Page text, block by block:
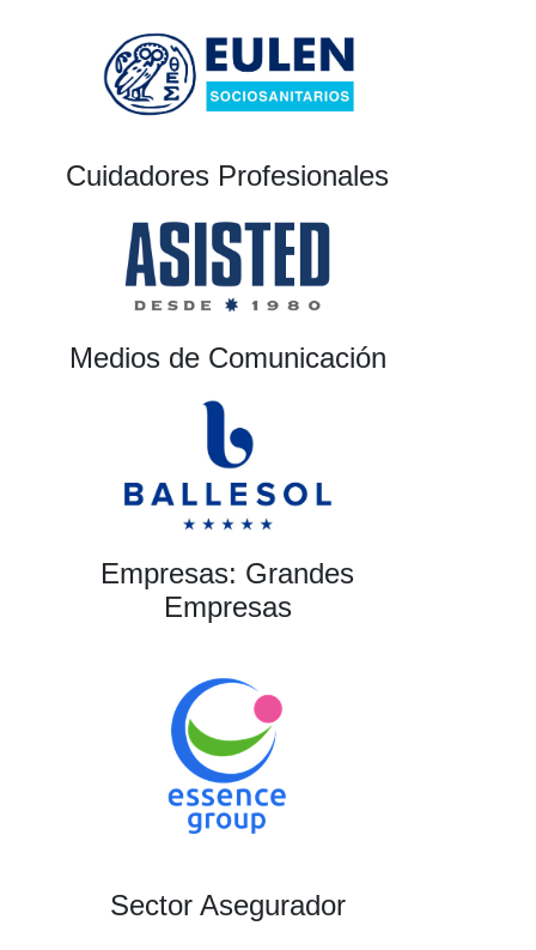
Cuidadores Profesionales
Medios de Comunicación
Empresas: Grandes
Empresas
Sector Asegurador